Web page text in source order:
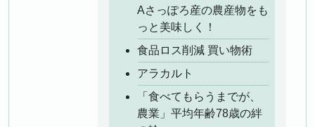
Aさっぽろ産の農産物をも
っと美味しく！
食品ロス削減 買い物術
アラカルト
「食べてもらうまでが、
農業」平均年齢78歳の絆